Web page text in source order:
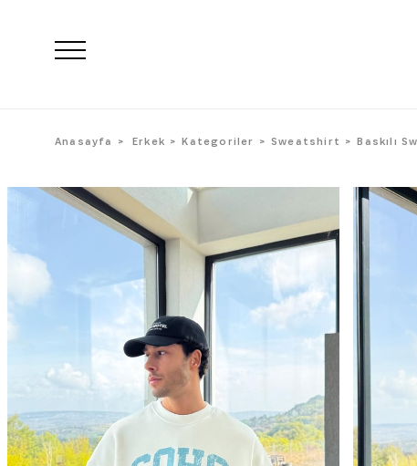
Anasayfa Erkek Kategoriler Sweatshirt Baskılı